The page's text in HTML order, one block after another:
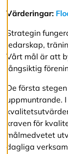
s
a
a
l
l
a
A
c
c
e
p
t
e
r
Värderingar:
Strategin
ledarskap,
Vårt mål är att
långsiktig
De första
uppmuntrande.
kraven för
målmedvetet
dagliga